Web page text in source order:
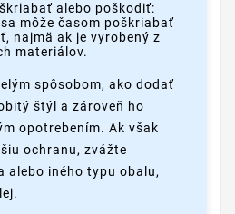
alebo poškodiť:
môže časom poškriabať
najmä ak je vyrobený z
materiálov.
spôsobom, ako dodať
štýl a zároveň ho
opotrebením. Ak však
ochranu, zvážte
alebo iného typu obalu,